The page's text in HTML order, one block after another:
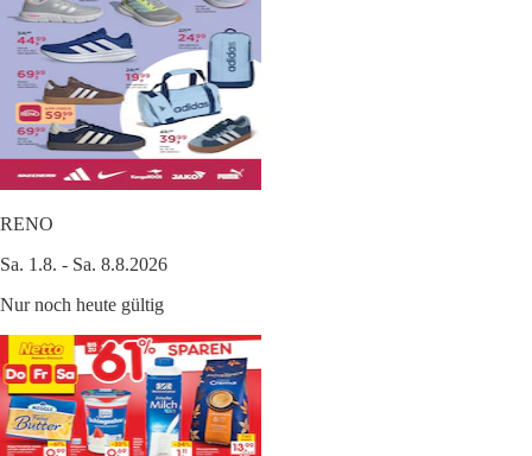
RENO
Sa. 1.8. - Sa. 8.8.2026
Nur noch heute gültig